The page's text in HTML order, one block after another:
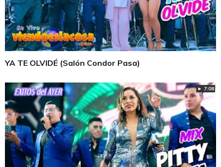
YA TE OLVIDÉ (Salón Condor Pasa)
► 7:08